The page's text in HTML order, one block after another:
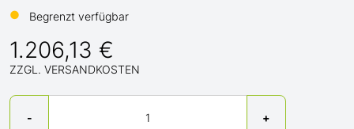
●
Begrenzt verfügbar
1.206,13 €
ZZGL. VERSANDKOSTEN
-
Menge
+